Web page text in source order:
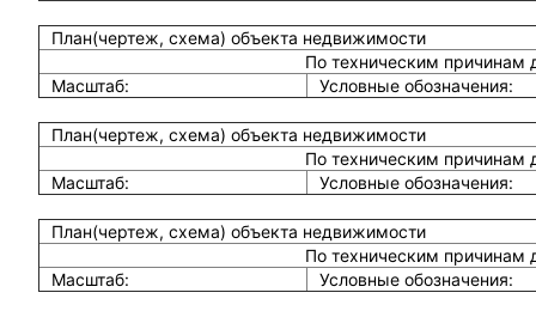
План(чертеж, схема) объекта недвижимости
По техническим причинам
Масштаб:
Условные обозначения:
План(чертеж, схема) объекта недвижимости
По техническим причинам
Масштаб:
Условные обозначения:
План(чертеж, схема) объекта недвижимости
По техническим причинам
Масштаб:
Условные обозначения: